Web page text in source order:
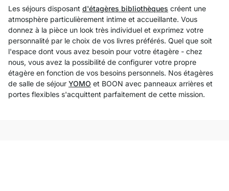
Les séjours disposant d'étagères bibliothèques créent une
atmosphère particulièrement intime et accueillante. Vous
donnez à la pièce un look très individuel et exprimez votre
personnalité par le choix de vos livres préférés. Quel que soit
l'espace dont vous avez besoin pour votre étagère - chez
nous, vous avez la possibilité de configurer votre propre
étagère en fonction de vos besoins personnels. Nos étagères
de salle de séjour YOMO et BOON avec panneaux arrières et
portes flexibles s'acquittent parfaitement de cette mission.